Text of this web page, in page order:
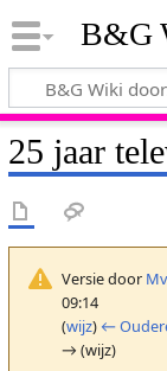
B&G
25 jaar
Versie door
09:14
(wijz) ←
→ (wijz)